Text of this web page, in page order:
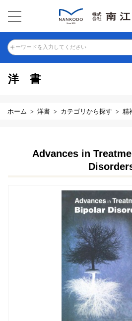
キーワードを入力してください
洋書
ホーム 洋書 カテゴリから探す 精
Advances in